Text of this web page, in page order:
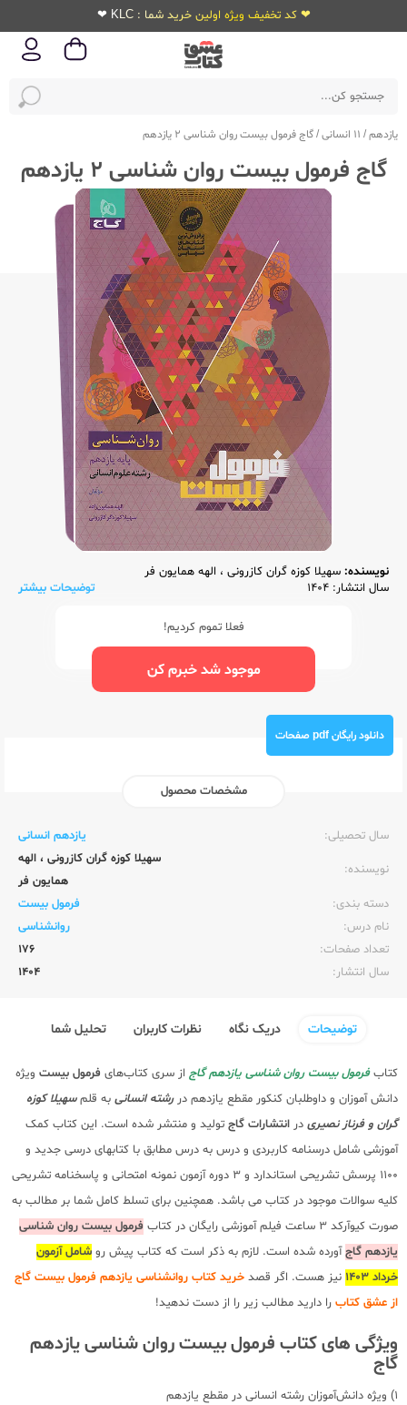
❤ کد تخفیف ویژه اولین خرید شما : KLC ❤
یازدهم/ 11 انسانی /گاج فرمول بیست روان شناسی 2 یازدهم
گاج فرمول بیست روان شناسی 2 یازدهم
نویسنده: سهیلا کوزه گران کازرونی ، الهه همایون فر
سال انتشار: 1404
توضیحات بیشتر
فعلا تموم کردیم!
موجود شد خبرم کن
دانلود رایگان pdf صفحات
مشخصات محصول
سال تحصیلی:‌
یازدهم انسانی
نویسنده:‌
سهیلا کوزه گران کازرونی ، الهه
همایون فر
دسته بندی:
فرمول بیست
نام درس:
روانشناسی
تعداد صفحات:‌
176
سال انتشار:‌
1404
توضیحات دریک نگاه نظرات کاربران تحلیل شما
کتابفرمول بیست روان شناسی یازدهم گاج از سری کتاب‌های فرمول بیست ویژه
دانش آموزان و داوطلبان کنکور مقطع یازدهم دررشته انسانی به قلمسهیلا کوزه
گران و فرناز نصیری در انتشارات گاج تولید و منتشر شده است. این کتاب کمک
آموزشی شامل درسنامه کاربردی و درس به درس مطابق با کتابهای درسی جدید و
1100 پرسش تشریحی استاندارد و 3 دوره آزمون نمونه امتحانی و پاسخنامه تشریحی
کلیه سوالات موجود در کتاب می باشد. همچنین برای تسلط کامل شما بر مطالب به
صورت کیوآرکد 3 ساعت فیلم آموزشی رایگان در کتاب
فرمول بیست روان شناسی
یازدهم گاجآورده شده است. لازم به ذکر است که کتاب پیش رو شامل آزمون
خرداد 1403
نیز هست. اگر قصد خرید کتاب روانشناسی یازدهم فرمول بیست گاج
از عشق کتاب را دارید مطالب زیر را از دست ندهید!
ویژگی های کتاب فرمول بیست روان شناسی یازدهم
گاج
1) ویژه دانش‌آموزان رشته‌ انسانی در مقطع یازدهم